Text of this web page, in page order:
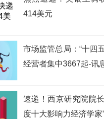
414美元
市场监管总局：“十四
经营者集中3667起-讯
速递！西京研究院院
度十大影响力经济学家